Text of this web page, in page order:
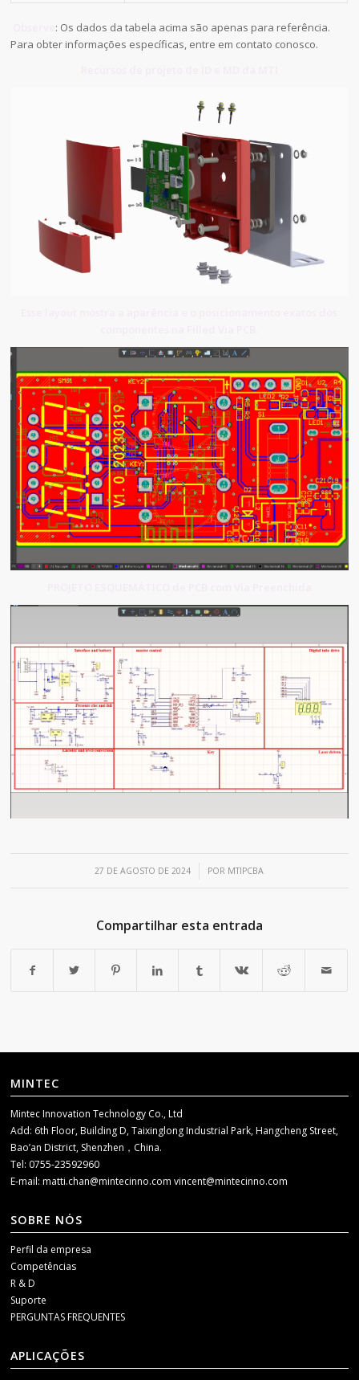
: Os dados da tabela acima são apenas para referência.
Para obter informações específicas, entre em contato conosco.
27 DE AGOSTO DE 2024
/ POR MTIPCBA
Compartilhar esta entrada
MINTEC
Mintec Innovation Technology Co., Ltd
Add: 6th Floor, Building D, Taixinglong Industrial Park, Hangcheng Street,
Bao’an District, Shenzhen，China.
Tel: 0755-23592960
E-mail:matti.chan@mintecinno.comvincent@mintecinno.com
SOBRE NÓS
Perfil da empresa
Competências
R & D
Suporte
PERGUNTAS FREQUENTES
APLICAÇÕES